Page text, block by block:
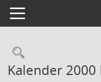
Toggle navigation
Kalender